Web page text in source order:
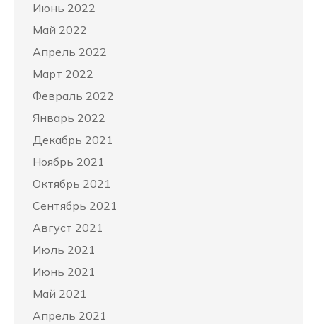
Июнь 2022
Май 2022
Апрель 2022
Март 2022
Февраль 2022
Январь 2022
Декабрь 2021
Ноябрь 2021
Октябрь 2021
Сентябрь 2021
Август 2021
Июль 2021
Июнь 2021
Май 2021
Апрель 2021